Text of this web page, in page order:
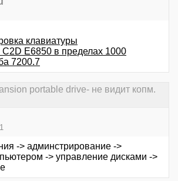
клавиатуры
C2D E6850 в пределах 1000
7200.7
portable drive- не видит копм.
-> админстрирование ->
-> управление дисками ->